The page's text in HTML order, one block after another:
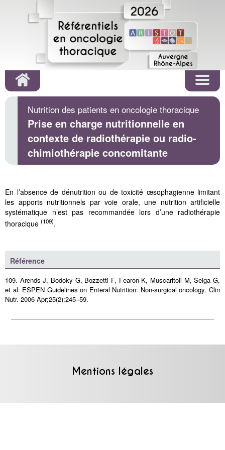
Nutrition des patients en oncologie thoracique
Prise en charge nutritionnelle en
contexte de radiothérapie ou radio‐
chimiothérapie concomitante
En l’absence de dénutrition ou de toxicité œsophagienne limitant
les apports nutritionnels par voie orale, une nutrition artificielle
systématique n’est pas recommandée lors d’une radiothérapie
thoracique (109).
Référence
109. Arends J, Bodoky G, Bozzetti F, Fearon K, Muscaritoli M, Selga G,
et al. ESPEN Guidelines on Enteral Nutrition: Non-surgical oncology. Clin
Nutr. 2006 Apr;25(2):245–59.
Mentions légales